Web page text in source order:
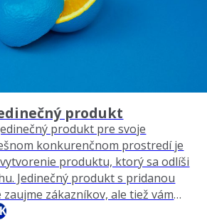
produkt
produkt pre svoje
konkurenčnom prostredí je
produktu, ktorý sa odlíši
Jedinečný produkt s pridanou
zákazníkov, ale tiež vám
cenu a budovať silnú značku. V